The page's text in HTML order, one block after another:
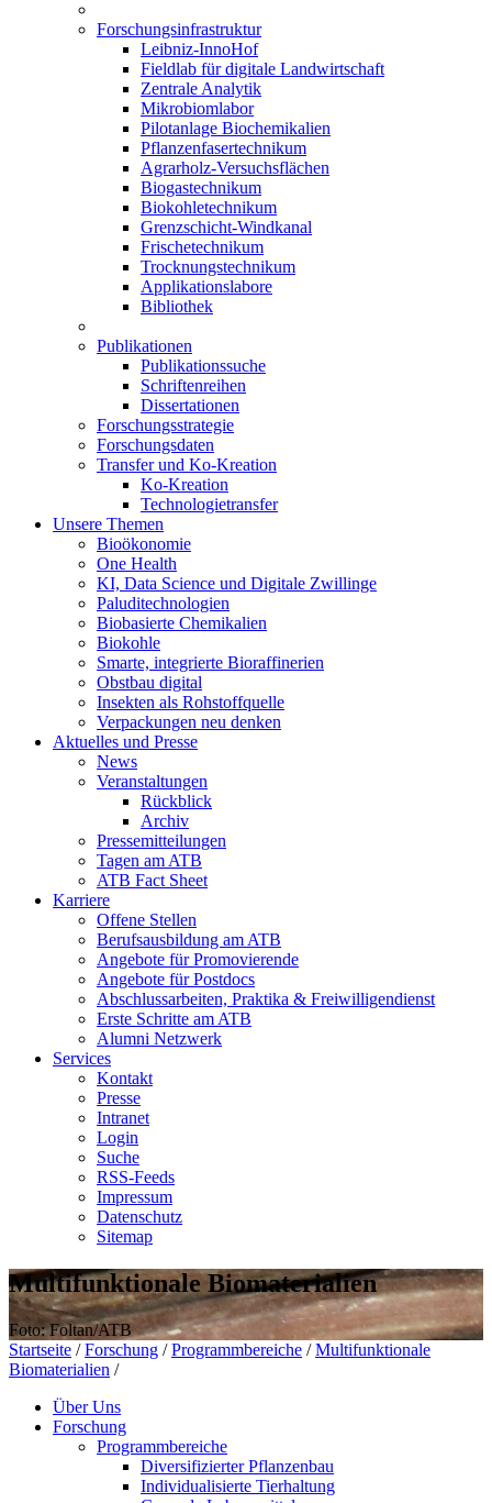
Forschungsinfrastruktur
Leibniz-InnoHof
Fieldlab für digitale Landwirtschaft
Zentrale Analytik
Mikrobiomlabor
Pilotanlage Biochemikalien
Pflanzenfasertechnikum
Agrarholz-Versuchsflächen
Biogastechnikum
Biokohletechnikum
Grenzschicht-Windkanal
Frischetechnikum
Trocknungstechnikum
Applikationslabore
Bibliothek
Publikationen
Publikationssuche
Schriftenreihen
Dissertationen
Forschungsstrategie
Forschungsdaten
Transfer und Ko-Kreation
Ko-Kreation
Technologietransfer
Unsere Themen
Bioökonomie
One Health
KI, Data Science und Digitale Zwillinge
Paluditechnologien
Biobasierte Chemikalien
Biokohle
Smarte, integrierte Bioraffinerien
Obstbau digital
Insekten als Rohstoffquelle
Verpackungen neu denken
Aktuelles und Presse
News
Veranstaltungen
Rückblick
Archiv
Pressemitteilungen
Tagen am ATB
ATB Fact Sheet
Karriere
Offene Stellen
Berufsausbildung am ATB
Angebote für Promovierende
Angebote für Postdocs
Abschlussarbeiten, Praktika & Freiwilligendienst
Erste Schritte am ATB
Alumni Netzwerk
Services
Kontakt
Presse
Intranet
Login
Suche
RSS-Feeds
Impressum
Datenschutz
Sitemap
Multifunktionale Biomaterialien
Foto: Foltan/ATB
Startseite / Forschung / Programmbereiche / Multifunktionale
Biomaterialien /
Über Uns
Forschung
Programmbereiche
Diversifizierter Pflanzenbau
Individualisierte Tierhaltung